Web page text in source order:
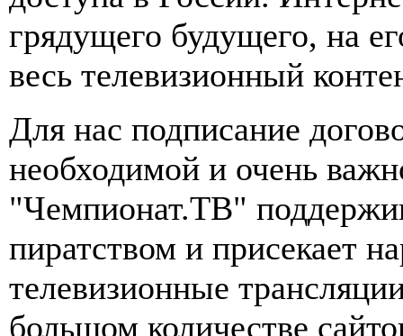
грядущего будущего, на
весь телевизионный
Для нас подписание
необходимой и очень
"Чемпионат.ТВ"
пиратством и присекает
телевизионные
большом количестве